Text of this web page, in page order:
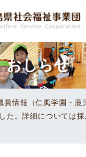
おしらせ
員情報（仁風学園・鹿
た。詳細については